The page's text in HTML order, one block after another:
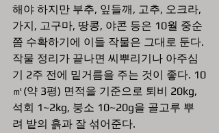
해야 하지만 부추, 잎들깨, 고추, 오크라,
가지, 고구마, 땅콩, 야콘 등은 10월 중순
쯤 수확하기에 이들 작물은 그대로 둔다.
작물 정리가 끝나면 씨뿌리기나 아주심
기 2주 전에 밑거름을 주는 것이 좋다. 10
㎡(약 3평) 면적을 기준으로 퇴비 20kg,
석회 1~2kg, 붕소 10~20g을 골고루 뿌
려 밭의 흙과 잘 섞어준다.